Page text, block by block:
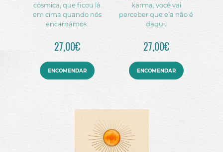
cósmica, que ficou lá
em cima quando nós
encarnámos.
27,00€
ENCOMENDAR
karma, você vai
perceber que ela não é
daqui.
27,00€
ENCOMENDAR